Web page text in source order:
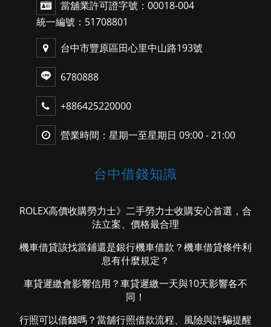
當舖業許可證字號：00018-004
統一編號：51708801
台中市豐原區田心里中山路193號
6780888
+886425220000
營業時間：星期一至星期日 09:00 - 21:00
台中借錢知識
ROLEX高價收購勞力士》二手勞力士收購安心首選，合
法立案、價格最合理
機車借貸該找當鋪還是銀行機車借款？機車借貸條件利
息有什麼規定？
車貸遲繳會影響信用？車貸遲繳一天與10天影響各不
同！
行照可以借錢嗎？當舖行照借款流程、風險與詐騙提醒